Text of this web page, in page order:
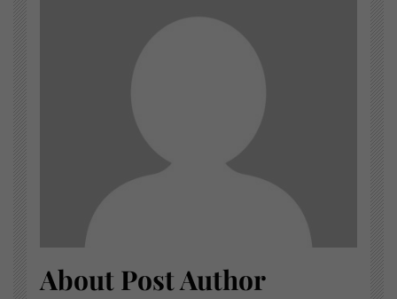
About Post Author